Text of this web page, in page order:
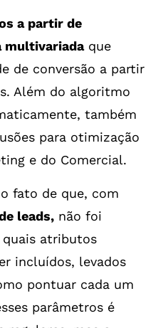
a partir de
multivariadaque
de conversão a partir
Além do algoritmo
também
para otimização
e do Comercial.
fato de que, com
leads, não foi
quais atributos
incluídos, levados
pontuar cada um
parâmetros é